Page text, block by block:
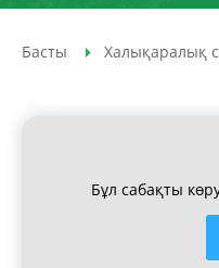
Басты Халықаралық
Бұл сабақты